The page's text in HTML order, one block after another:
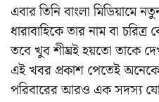
এবার তিনি বাংলা মিডিয়ামে
ধারাবাহিকে তার নাম বা
তবে খুব শীঘ্রই হয়তো তাকে
এই খবর প্রকাশ পেতেই
পরিবারের আরও এক সদস্য যোগ